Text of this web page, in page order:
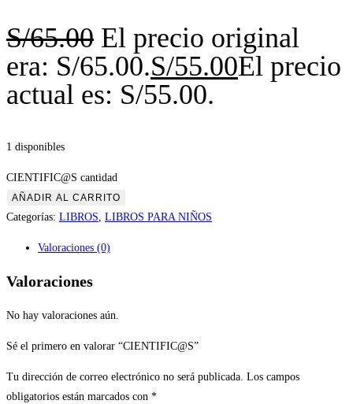
S/65.00 El precio original
era: S/65.00.S/55.00El precio
actual es: S/55.00.
1 disponibles
CIENTIFIC@S cantidad
AÑADIR AL CARRITO
Categorías: LIBROS LIBROS PARA NIÑOS
Valoraciones (0)
Valoraciones
No hay valoraciones aún.
Sé el primero en valorar “CIENTIFIC@S”
Tu dirección de correo electrónico no será publicada. Los campos
obligatorios están marcados con *